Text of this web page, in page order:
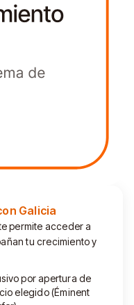
Galicia
permite acceder a
tu crecimiento y
por apertura de
elegido (Éminent